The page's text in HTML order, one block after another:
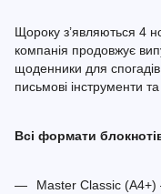
Щороку з’являються 4
компанія продовжує
щоденники для
письмові інструменти
Всі формати
Master Classic